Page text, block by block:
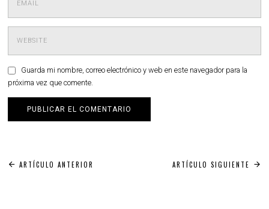
Guarda mi nombre, correo electrónico y web en este navegador para la
próxima vez que comente.
Navegación
ARTÍCULO ANTERIOR ARTÍCULO SIGUIENTE